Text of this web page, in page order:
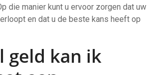
die manier kunt u ervoor zorgen dat uw
en dat u de beste kans heeft op
geld kan ik